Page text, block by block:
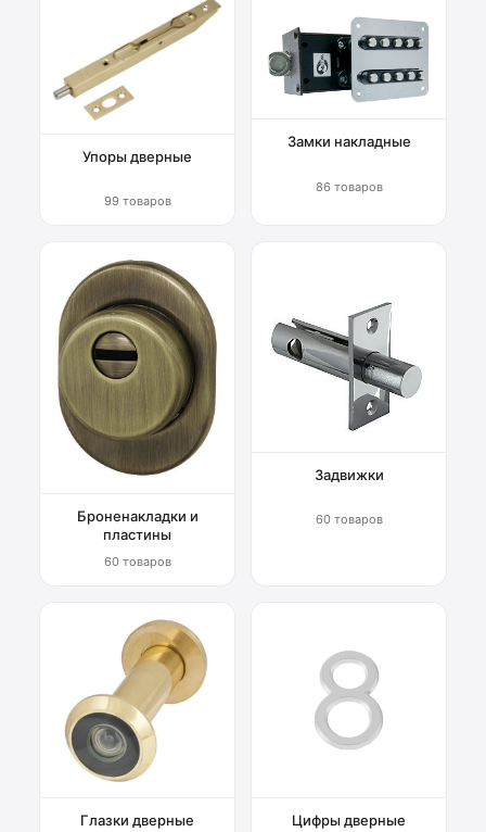
Упоры дверные
99 товаров
Замки накладные
86 товаров
Броненакладки и
пластины
60 товаров
Задвижки
60 товаров
Глазки дверные Цифры дверные